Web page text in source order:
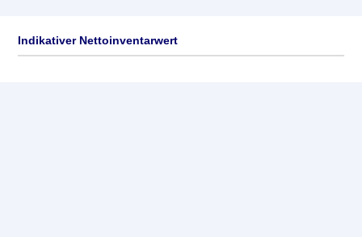
Indikativer Nettoinventarwert